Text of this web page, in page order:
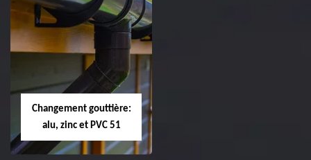
Réparation et
changement de
tuile de rive 51
Changement gouttière:
alu, zinc et PVC 51